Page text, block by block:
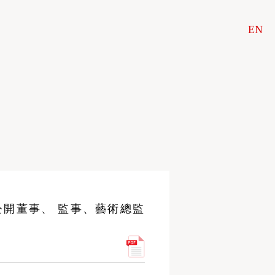
EN
董事、 監事、藝術總監